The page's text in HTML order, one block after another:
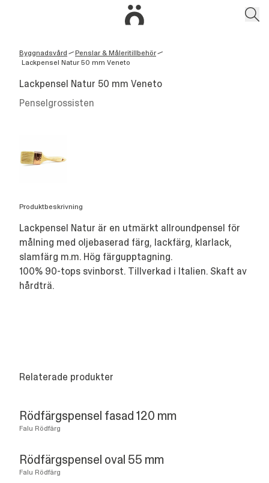
Byggnadsvård /Penslar & Måleritillbehör/
Lackpensel Natur 50 mm Veneto
Lackpensel Natur 50 mm Veneto
Penselgrossisten
Produktbeskrivning
Lackpensel Natur är en utmärkt allroundpensel för
målning med oljebaserad färg, lackfärg, klarlack,
slamfärg m.m. Hög färgupptagning.
100% 90-tops svinborst. Tillverkad i Italien. Skaft av
hårdträ.
Relaterade produkter
Rödfärgspensel fasad 120 mm
Falu Rödfärg
Rödfärgspensel oval 55 mm
Falu Rödfärg